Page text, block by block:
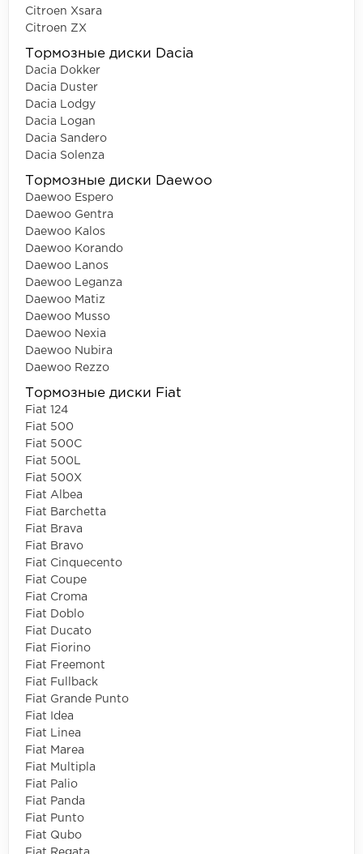
Citroen Xsara
Citroen ZX
Тормозные диски Dacia
Dacia Dokker
Dacia Duster
Dacia Lodgy
Dacia Logan
Dacia Sandero
Dacia Solenza
Тормозные диски Daewoo
Daewoo Espero
Daewoo Gentra
Daewoo Kalos
Daewoo Korando
Daewoo Lanos
Daewoo Leganza
Daewoo Matiz
Daewoo Musso
Daewoo Nexia
Daewoo Nubira
Daewoo Rezzo
Тормозные диски Fiat
Fiat 124
Fiat 500
Fiat 500C
Fiat 500L
Fiat 500X
Fiat Albea
Fiat Barchetta
Fiat Brava
Fiat Bravo
Fiat Cinquecento
Fiat Coupe
Fiat Croma
Fiat Doblo
Fiat Ducato
Fiat Fiorino
Fiat Freemont
Fiat Fullback
Fiat Grande Punto
Fiat Idea
Fiat Linea
Fiat Marea
Fiat Multipla
Fiat Palio
Fiat Panda
Fiat Punto
Fiat Qubo